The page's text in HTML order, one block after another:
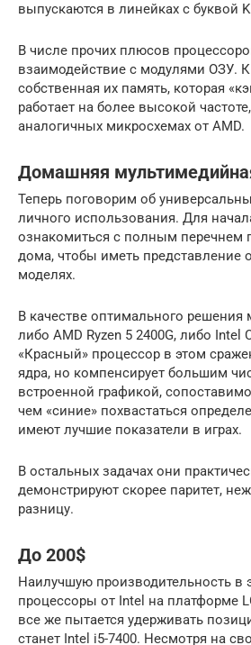
выпускаются в линейках с буквой
В числе прочих плюсов
взаимодействие с модулями ОЗУ.
собственная их память, которая
работает на более высокой
аналогичных микросхемах от AMD.
Домашняя
Теперь поговорим об
личного использования. Для
ознакомиться с полным перечнем
дома, чтобы иметь представление
моделях.
В качестве оптимального
либо AMD Ryzen 5 2400G, либо Intel
«Красный» процессор в этом
ядра, но компенсирует большим
встроенной графикой,
чем «синие» похвастаться
имеют лучшие показатели в играх.
В остальных задачах они
демонстрируют скорее паритет,
разницу.
До 200$
Наилучшую производительность в
процессоры от Intel на платформе
все же пытается удерживать
станет Intel i5-7400. Несмотря на